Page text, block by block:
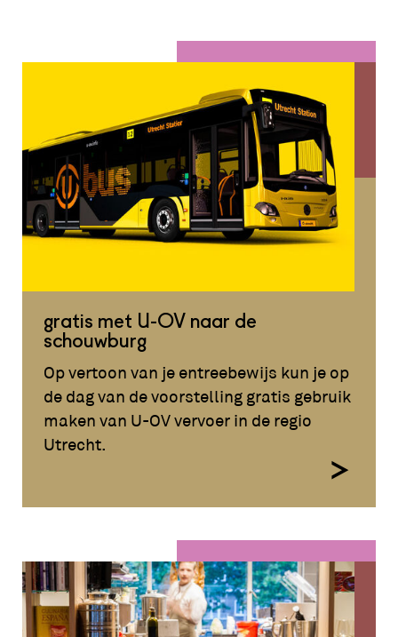
gratis met U-OV naar de
schouwburg
Op vertoon van je entreebewijs kun je op
de dag van de voorstelling gratis gebruik
maken van U-OV vervoer in de regio
Utrecht.